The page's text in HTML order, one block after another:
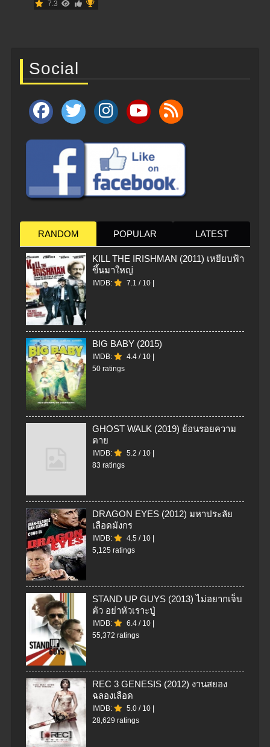
7.3
Social
RANDOM POPULAR LATEST
KILL THE IRISHMAN (2011) เหยียบฟ้า
ขึ้นมาใหญ่
IMDB: 7.1 / 10 |
BIG BABY (2015)
IMDB: 4.4 / 10 |
50 ratings
GHOST WALK (2019) ย้อนรอยความ
ตาย
IMDB: 5.2 / 10 |
83 ratings
DRAGON EYES (2012) มหาประลัย
เลือดมังกร
IMDB: 4.5 / 10 |
5,125 ratings
STAND UP GUYS (2013) ไม่อยากเจ็บ
ตัว อย่าหัวเราะปู่
IMDB: 6.4 / 10 |
55,372 ratings
REC 3 GENESIS (2012) งานสยอง
ฉลองเลือด
IMDB: 5.0 / 10 |
28,629 ratings